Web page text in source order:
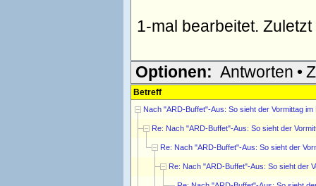
1-mal bearbeitet.
Optionen: Antworten •
Betreff
Nach "ARD-Buffet"-Aus: So sieht der Vormittag
Re: Nach "ARD-Buffet"-Aus: So sieht der
Re: Nach "ARD-Buffet"-Aus: So sieht der
Re: Nach "ARD-Buffet"-Aus: So sieht der